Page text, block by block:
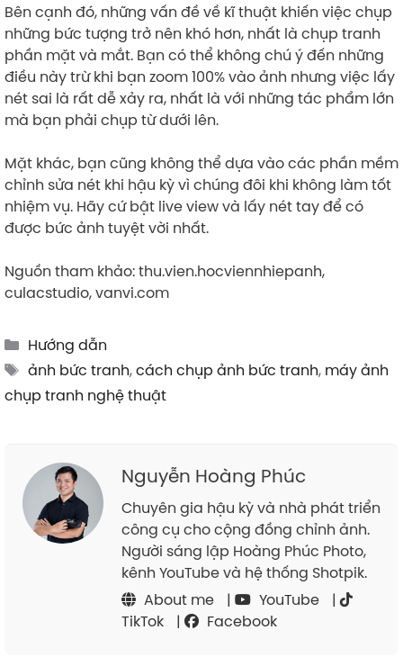
Bên cạnh đó, những vấn đề về kĩ thuật khiến việc chụp
những bức tượng trở nên khó hơn, nhất là chụp tranh
phần mặt và mắt. Bạn có thể không chú ý đến những
điều này trừ khi bạn zoom 100% vào ảnh nhưng việc lấy
nét sai là rất dễ xảy ra, nhất là với những tác phẩm lớn
mà bạn phải chụp từ dưới lên.
Mặt khác, bạn cũng không thể dựa vào các phần mềm
chỉnh sửa nét khi hậu kỳ vì chúng đôi khi không làm tốt
nhiệm vụ. Hãy cứ bật live view và lấy nét tay để có
được bức ảnh tuyệt vời nhất.
Nguồn tham khảo: thu.vien.hocviennhiepanh,
culacstudio, vanvi.com
Categories
Hướng dẫn
Tags
ảnh bức tranh,cách chụp ảnh bức tranh, máy ảnh
chụp tranh nghệ thuật
Nguyễn Hoàng Phúc
Chuyên gia hậu kỳ và nhà phát triển
công cụ cho cộng đồng chỉnh ảnh.
Người sáng lập Hoàng Phúc Photo,
kênh YouTube và hệ thống Shotpik.
About me
| YouTube
|
TikTok
| Facebook